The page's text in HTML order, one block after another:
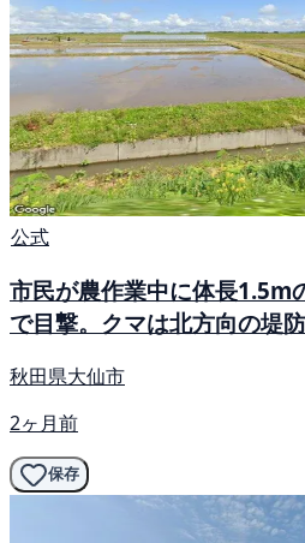
公式
市民が農作業中に体長1.5m
で目撃。クマは北方向の堤
秋田県大仙市
2ヶ月前
保存